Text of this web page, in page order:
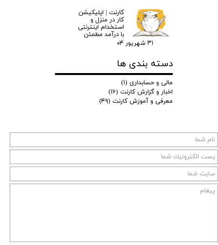
کارنت | اپلیکیشن
کار در منزل و
استخدام اینترنتی
با درآمد مطمئن
۳۱ شهریور ۰۴
دسته بندی ها
مالی و حسابداری (۱)
اخبار و گزارش کارنت (۱۶)
معرفی و آموزش کارنت (۴۹)